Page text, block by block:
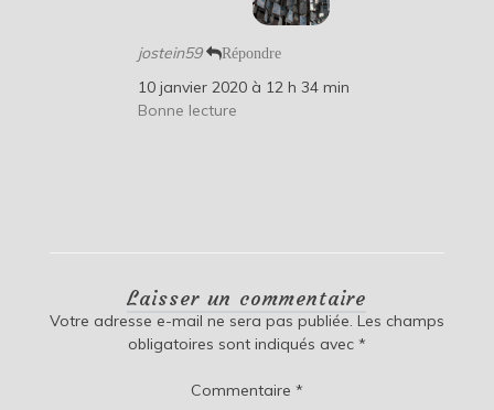
jostein59 Répondre
10 janvier 2020 à 12 h 34 min
Bonne lecture
Laisser un commentaire
Votre adresse e-mail ne sera pas publiée. Les champs
obligatoires sont indiqués avec *
Commentaire *